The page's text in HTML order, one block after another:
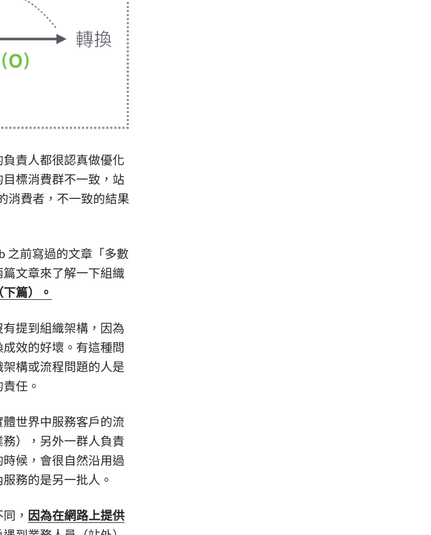
責人都很認真做優化
標消費群不一致，站
消費者，不一致的結果
之前寫過的文章「多數
文章來了解一下組織
下篇）。
提到組織架構，因為
效的好壞。有這種問
構或流程問題的人是
任。
世界中服務客戶的流
），另外一群人負責
候，會很自然沿用過
務的是另一批人。
， 因為在網路上提供